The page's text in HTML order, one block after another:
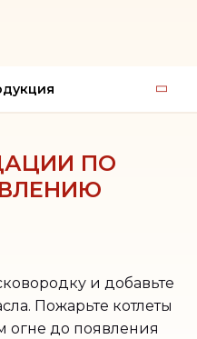
ПО
и добавьте
Пожарьте котлеты
огне до появления